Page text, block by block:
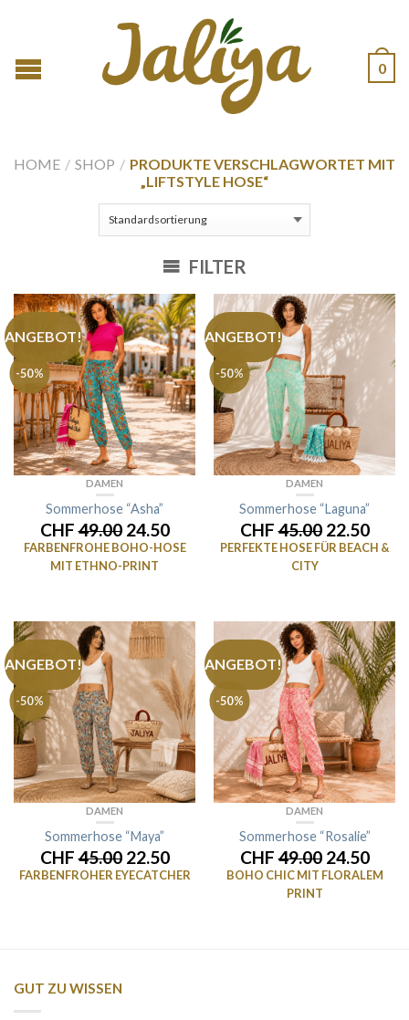
0
HOME / SHOP / PRODUKTE VERSCHLAGWORTET MIT
„LIFTSTYLE HOSE“
FILTER
-50%
ANGEBOT!
DAMEN
Sommerhose “Asha”
CHF49.0024.50
FARBENFROHE BOHO-HOSE
MIT ETHNO-PRINT
-50%
ANGEBOT!
DAMEN
Sommerhose “Laguna”
CHF45.0022.50
PERFEKTE HOSE FÜR BEACH &
CITY
-50%
ANGEBOT!
DAMEN
Sommerhose “Maya”
CHF45.0022.50
FARBENFROHER EYECATCHER
-50%
ANGEBOT!
DAMEN
Sommerhose “Rosalie”
CHF49.0024.50
BOHO CHIC MIT FLORALEM
PRINT
GUT ZU WISSEN